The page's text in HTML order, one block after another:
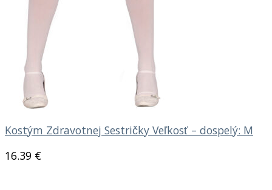
Kostým Zdravotnej Sestričky Veľkosť – dospelý: M
16.39 €